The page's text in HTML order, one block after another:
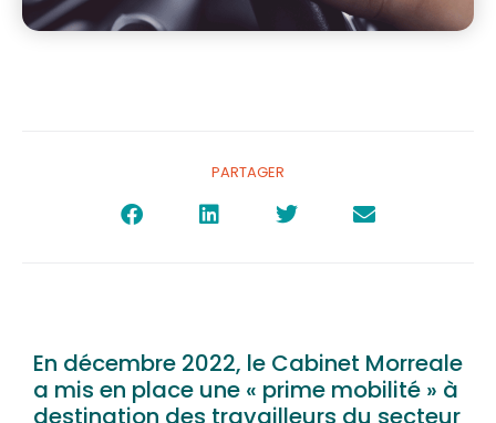
PARTAGER
En décembre 2022, le Cabinet Morreale
a mis en place une « prime mobilité » à
destination des travailleurs du secteur